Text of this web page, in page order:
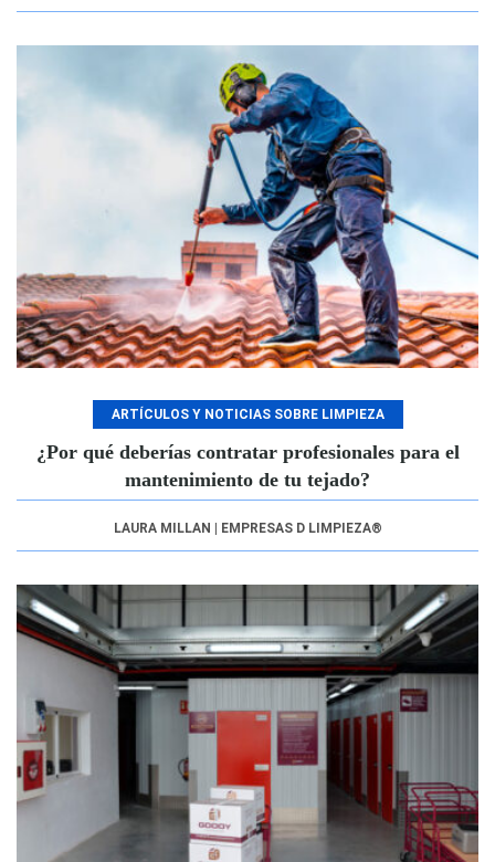
ARTÍCULOS Y NOTICIAS SOBRE LIMPIEZA
¿Por qué deberías contratar profesionales para el
mantenimiento de tu tejado?
LAURA MILLAN | EMPRESAS D LIMPIEZA®